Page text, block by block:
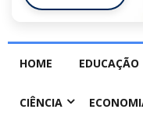
HOME EDUCAÇÃO
CIÊNCIA